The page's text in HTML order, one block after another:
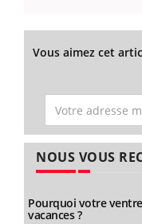
Vous aimez cet
NOUS VOUS
Pourquoi votre
vacances ?